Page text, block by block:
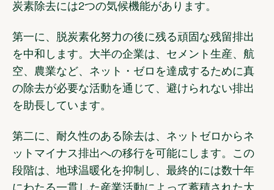
炭素除去には2つの気候機能があります。
第一に、脱炭素化努力の後に残る頑固な残留排出
を中和します。大半の企業は、セメント生産、航
空、農業など、ネット・ゼロを達成するために真
の除去が必要な活動を通じて、避けられない排出
を助長しています。
第二に、耐久性のある除去は、ネットゼロからネ
ットマイナス排出への移行を可能にします。この
段階は、地球温暖化を抑制し、最終的には数十年